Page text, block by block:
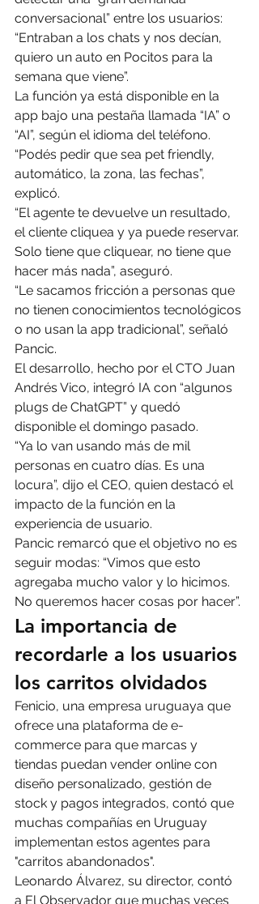
conversacional” entre los usuarios:
“Entraban a los chats y nos decían,
quiero un auto en Pocitos para la
semana que viene”.
La función ya está disponible en la
app bajo una pestaña llamada “IA” o
“AI”, según el idioma del teléfono.
“Podés pedir que sea pet friendly,
automático, la zona, las fechas”,
explicó.
“El agente te devuelve un resultado,
el cliente cliquea y ya puede reservar.
Solo tiene que cliquear, no tiene que
hacer más nada”, aseguró.
“Le sacamos fricción a personas que
no tienen conocimientos tecnológicos
o no usan la app tradicional”, señaló
Pancic.
El desarrollo, hecho por el CTO Juan
Andrés Vico, integró IA con “algunos
plugs de ChatGPT” y quedó
disponible el domingo pasado.
“Ya lo van usando más de mil
personas en cuatro días. Es una
locura”, dijo el CEO, quien destacó el
impacto de la función en la
experiencia de usuario.
Pancic remarcó que el objetivo no es
seguir modas: “Vimos que esto
agregaba mucho valor y lo hicimos.
No queremos hacer cosas por hacer”.
La importancia de
recordarle a los usuarios
los carritos olvidados
Fenicio, una empresa uruguaya que
ofrece una plataforma de e-
commerce para que marcas y
tiendas puedan vender online con
diseño personalizado, gestión de
stock y pagos integrados, contó que
muchas compañías en Uruguay
implementan estos agentes para
"carritos abandonados".
Leonardo Álvarez, su director, contó
a El Observador que muchas veces